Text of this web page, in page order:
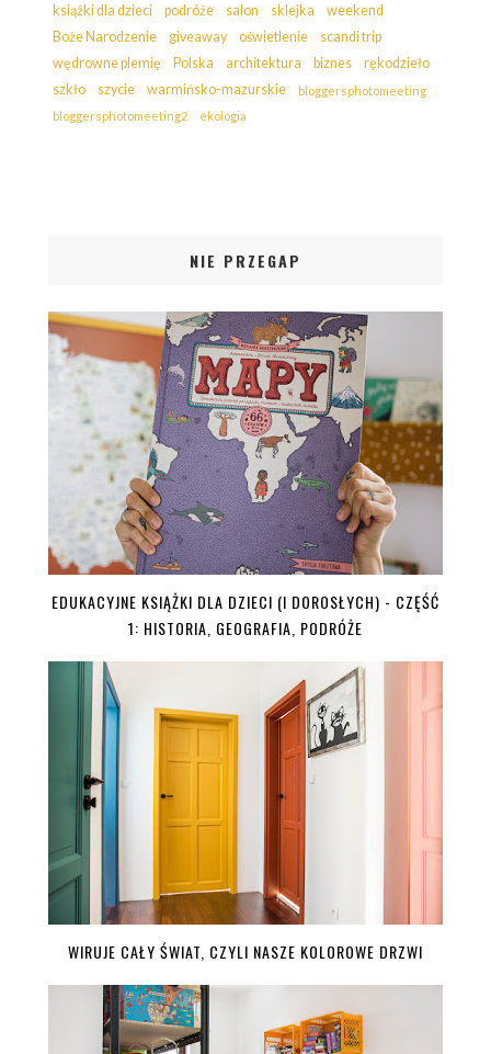
książki dla dzieci
podróże salon sklejka
weekend
Boże Narodzenie
giveaway oświetlenie
scandi trip
wędrowne plemię
Polska architektura biznes
rękodzieło
szkło
szycie warmińsko-mazurskie
bloggersphotomeeting
bloggersphotomeeting2
ekologia
NIE PRZEGAP
EDUKACYJNE KSIĄŻKI DLA DZIECI (I DOROSŁYCH) - CZĘŚĆ
1: HISTORIA, GEOGRAFIA, PODRÓŻE
WIRUJE CAŁY ŚWIAT, CZYLI NASZE KOLOROWE DRZWI